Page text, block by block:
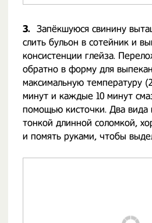
3. Запёкшуюся свинину
слить бульон в сотейник и
консистенции глейза.
обратно в форму для
максимальную температуру
минут и каждые 10 минут
помощью кисточки. Два вида
тонкой длинной соломкой,
и помять руками, чтобы